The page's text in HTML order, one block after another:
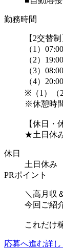
勤務時間
【2交替制
（1）
（2）
（3）
（4）
※（1）（
※休憩時
【休日・
★土日休
休日
土日休み
PRポイント
＼高月収
今回ご紹
これだけ
応募へ進む詳し